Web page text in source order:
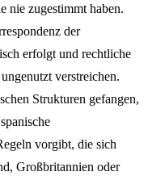
nie zugestimmt haben.
der
erfolgt und rechtliche
verstreichen.
Strukturen gefangen,
vorgibt, die sich
Großbritannien oder